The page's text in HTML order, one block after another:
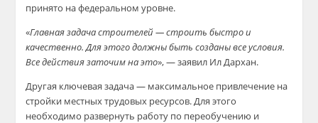
принято на федеральном уровне.
«Главная задача строителей — строить быстро и
качественно. Для этого должны быть созданы все условия.
Все действия заточим на это», — заявил Ил Дархан.
Другая ключевая задача — максимальное привлечение на
стройки местных трудовых ресурсов. Для этого
необходимо развернуть работу по переобучению и